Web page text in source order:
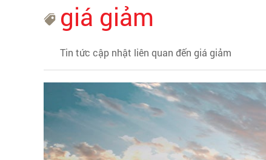
giá giảm
Tin tức cập nhật liên quan đến giá giảm